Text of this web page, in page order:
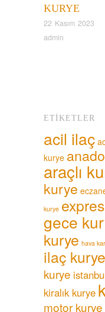
KURYE
22 Kasım 2023
admin
ETIKETLER
acil ilaç
kurye
araçlı
kurye
kurye
gece
kurye hava
ilaç kurye
kurye
kiralık kurye
motor kurye